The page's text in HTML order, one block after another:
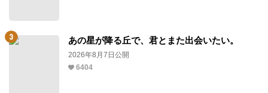
あの星が降る丘で、君とまた出会いたい。
2026年8月7日公開
6404